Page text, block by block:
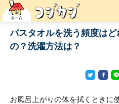
バスタオルを洗う頻度はど
の？洗濯方法は？
お風呂上がりの体を拭くときに